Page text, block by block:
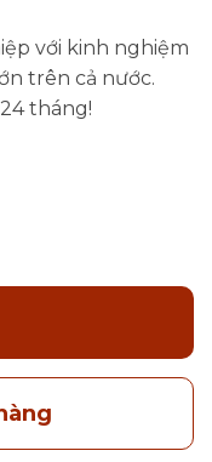
với kinh nghiệm
trên cả nước.
tháng!